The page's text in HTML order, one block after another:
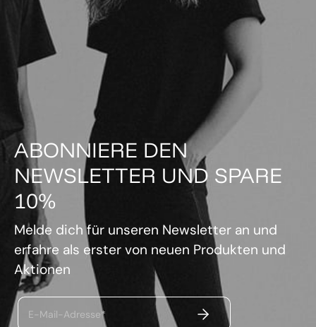
ABONNIERE DEN
NEWSLETTER UND SPARE
10%
Melde dich für unseren Newsletter an und
erfahre als erster von neuen Produkten und
Aktionen
E-Mail-Adresse* ABSENDEN